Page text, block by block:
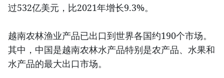
过532亿美元，比2021年增长9.3%。
越南农林渔业产品已出口到世界各国约190个市场。
其中，中国是越南农林水产品特别是农产品、水果和
水产品的最大出口市场。